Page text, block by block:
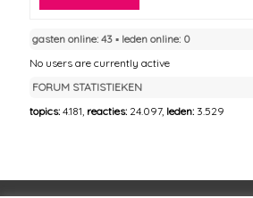
gasten online: 43 ▪︎ leden online: 0
No users are currently active
FORUM STATISTIEKEN
topics:4.181, reacties: 24.097, leden: 3.529